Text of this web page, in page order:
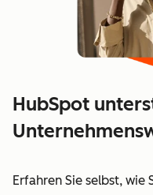
HubSpot
Erfahren Sie selbst,